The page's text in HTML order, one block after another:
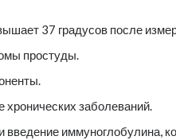
37 градусов после
простуды.
заболеваний.
введение иммуноглобулина,